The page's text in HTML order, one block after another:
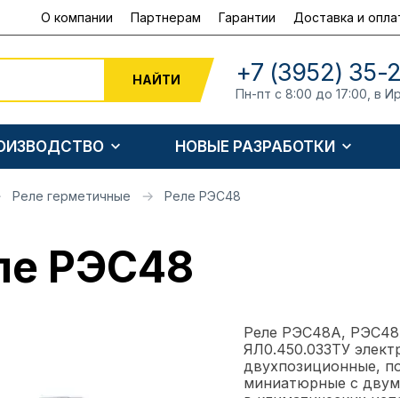
О компании Партнерам Гарантии Доставка и
НАЙТИ +7 (3952) 35-
Пн-пт с 8:00 до 17:00, в
НОВЫЕ РАЗРАБОТКИ
Реле герметичные Реле РЭС48
РЭС48
Реле РЭС48А,
ЯЛ0.450.033ТУ
двухпозиционные,
миниатюрные с